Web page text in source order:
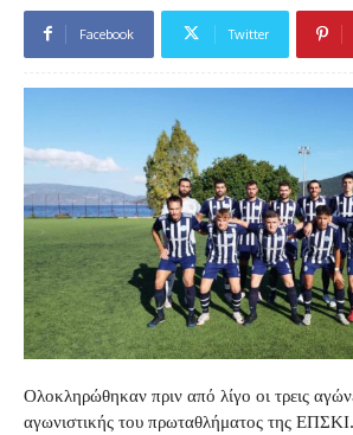
Facebook Twitter
Ολοκληρώθηκαν πριν από λίγο οι τρεις
αγωνιστικής του πρωταθλήματος της